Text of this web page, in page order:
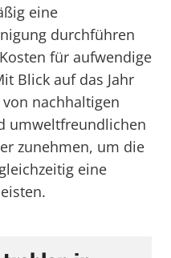
eine
durchführen
für aufwendige
Blick auf das Jahr
nachhaltigen
umweltfreundlichen
zunehmen, um die
eine